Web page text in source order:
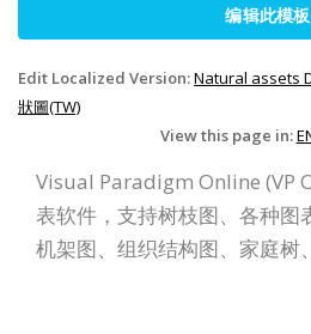
编辑此模板
Edit Localized Version:Natural assets
狀圖(TW)
View this page in:
Visual Paradigm Online (VP
表软件，支持树枝图、各种图
机架图、组织结构图、家庭树